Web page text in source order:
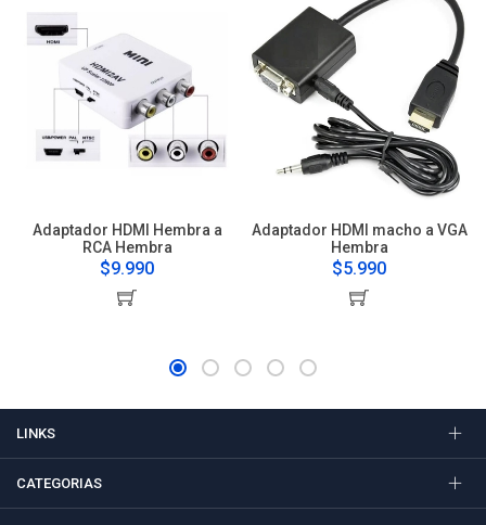
Adaptador HDMI Hembra a
RCA Hembra
$9.990
Adaptador HDMI macho a VGA
Hembra
$5.990
LINKS
CATEGORIAS